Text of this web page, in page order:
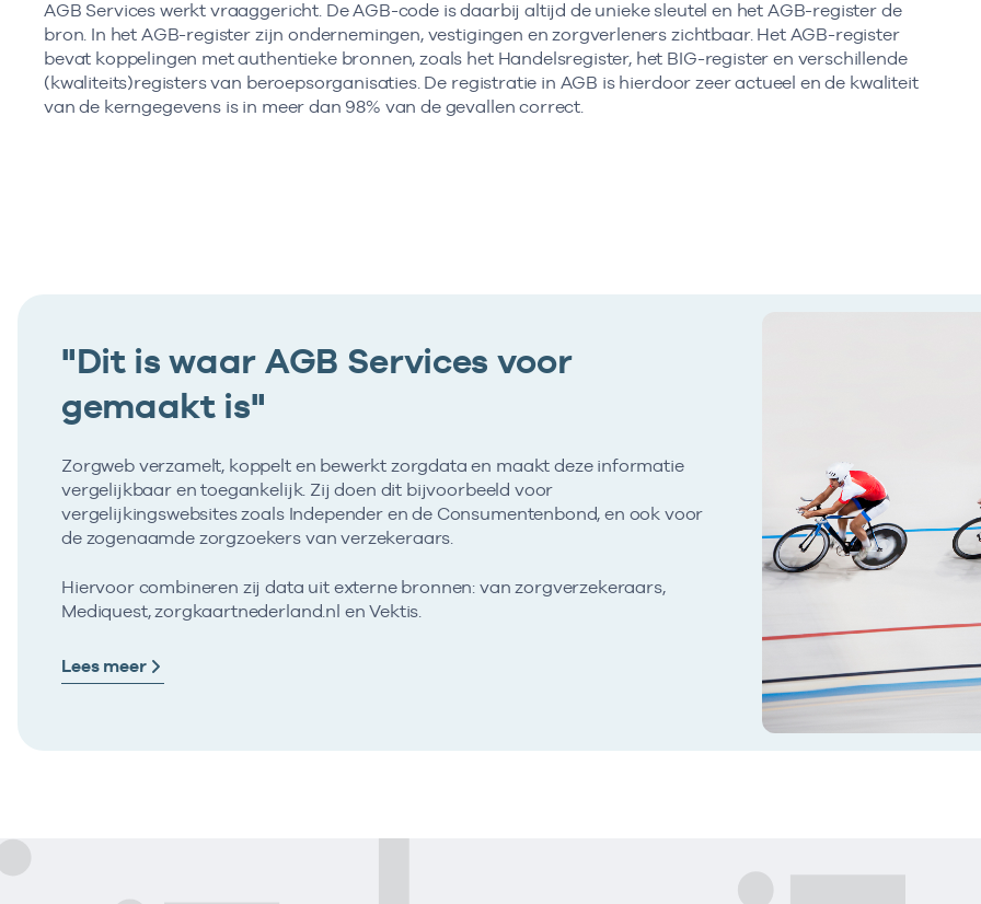
AGB Services werkt vraaggericht. De AGB-code is daarbij altijd de unieke sleutel en het AGB-register de
bron. In het AGB-register zijn ondernemingen, vestigingen en zorgverleners zichtbaar. Het AGB-register
bevat koppelingen met authentieke bronnen, zoals het Handelsregister, het BIG-register en verschillende
(kwaliteits)registers van beroepsorganisaties. De registratie in AGB is hierdoor zeer actueel en de kwaliteit
van de kerngegevens is in meer dan 98% van de gevallen correct.
"Dit is waar AGB Services voor
gemaakt is"
Zorgweb verzamelt, koppelt en bewerkt zorgdata en maakt deze informatie
vergelijkbaar en toegankelijk. Zij doen dit bijvoorbeeld voor
vergelijkingswebsites zoals Independer en de Consumentenbond, en ook voor
de zogenaamde zorgzoekers van verzekeraars.
Hiervoor combineren zij data uit externe bronnen: van zorgverzekeraars,
Mediquest, zorgkaartnederland.nl en Vektis.
Lees meer